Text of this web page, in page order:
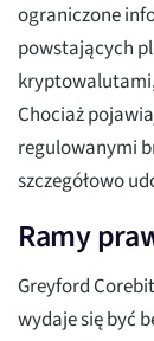
ograniczone
powstających
Chociaż
regulowanymi
szczegółowo
Ramy
Greyford
wydaje się być